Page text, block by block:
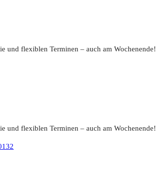
und flexiblen Terminen – auch am Wochenende!
und flexiblen Terminen – auch am Wochenende!